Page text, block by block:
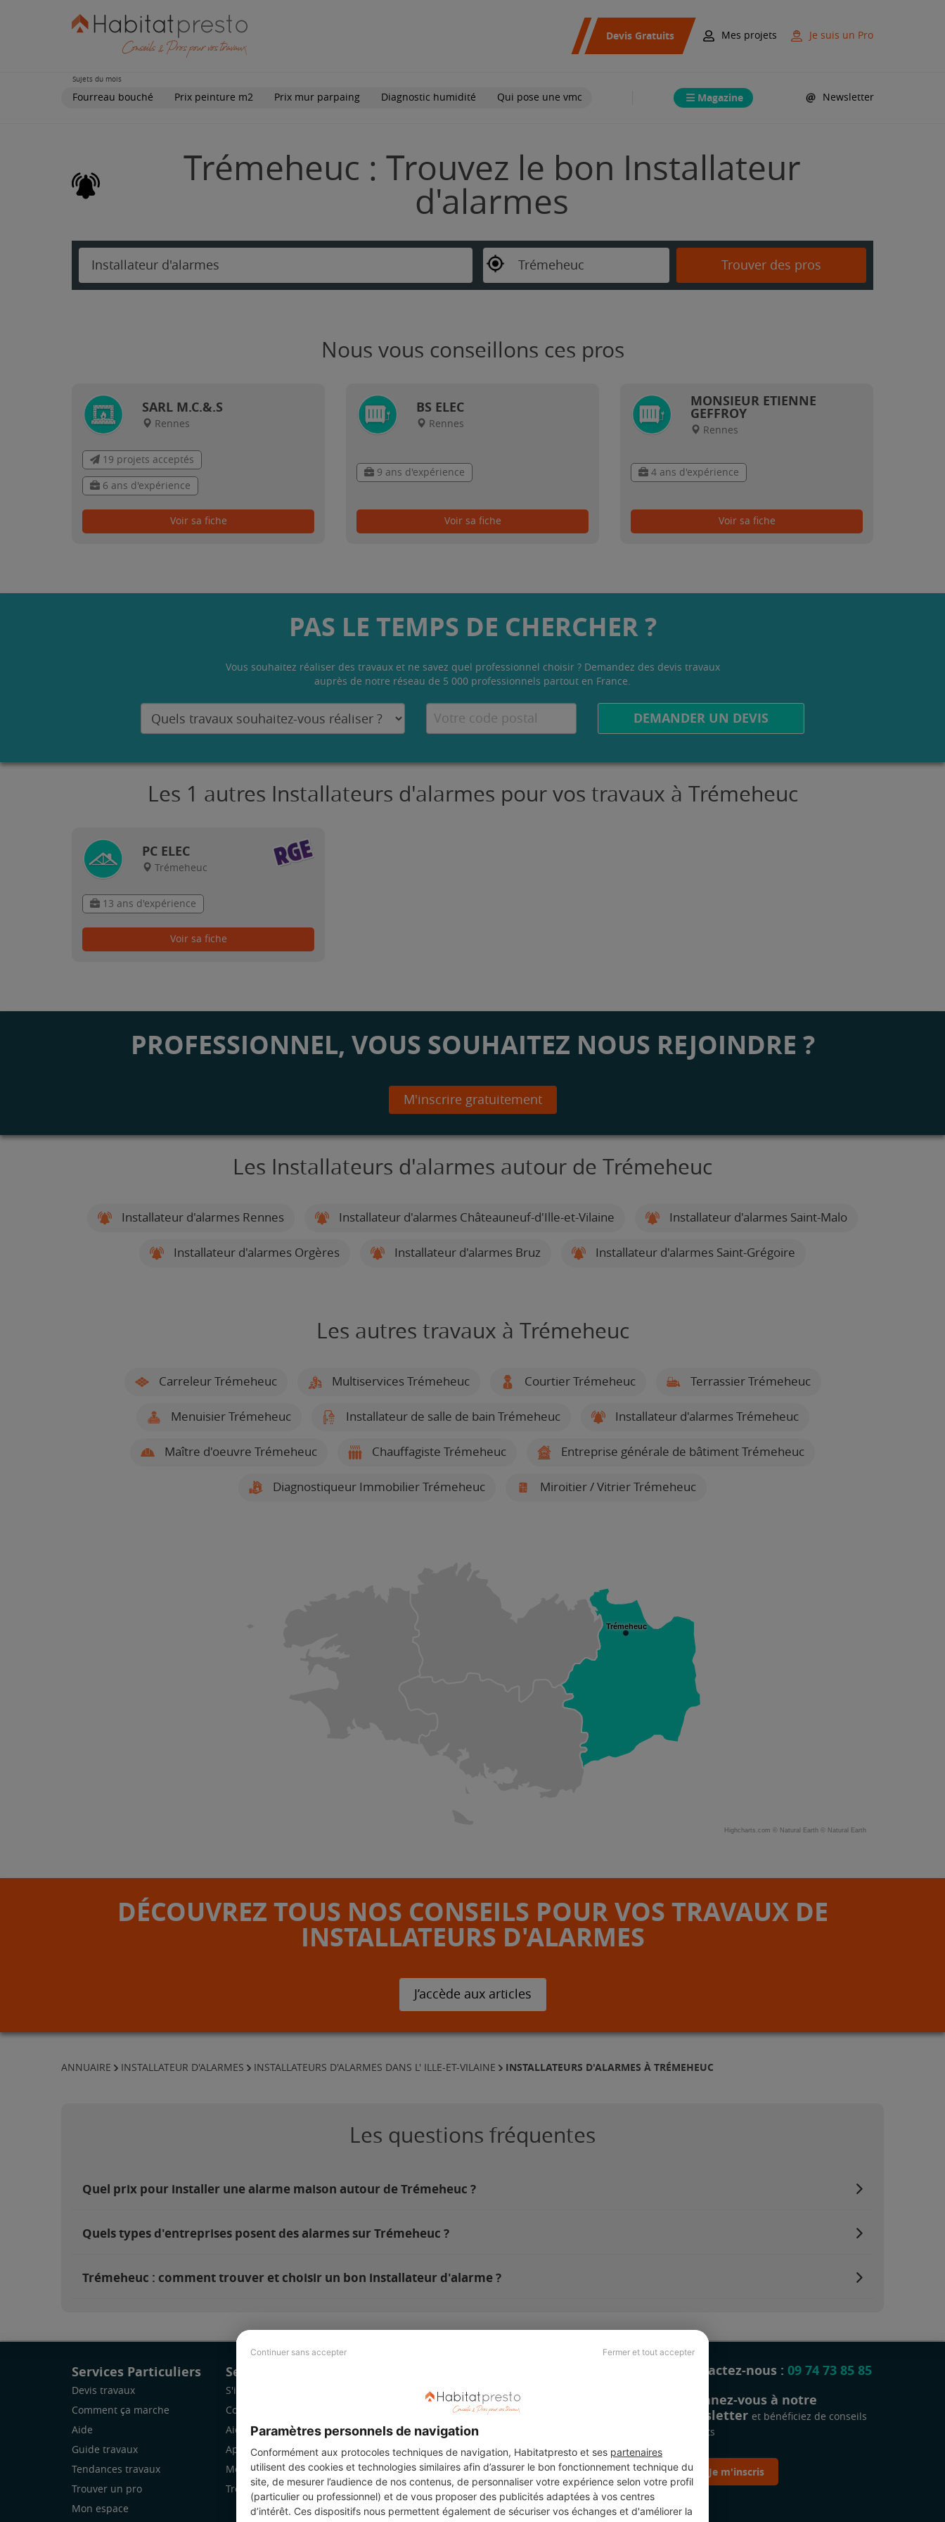
Continuer sans accepter Fermer et tout accepter
Paramètres personnels de navigation
Conformément aux protocoles techniques de navigation, Habitatpresto et ses partenaires
utilisent des cookies et technologies similaires afin d’assurer le bon fonctionnement technique du
site, de mesurer l’audience de nos contenus, de personnaliser votre expérience selon votre profil
(particulier ou professionnel) et de vous proposer des publicités adaptées à vos centres
d’intérêt. Ces dispositifs nous permettent également de sécuriser vos échanges et d'améliorer la
Devis Gratuits Mes projets Je suis un Pro
Sujets du mois
Fourreau bouché Prix peinture m2 Prix mur parpaing Diagnostic humidité Qui pose une vmc Magazine Newsletter
Trémeheuc : Trouvez le bon Installateur
d'alarmes
Installateur d'alarmes Trémeheuc Trouver des pros
Nous vous conseillons ces pros
SARL M.C.&.S
Rennes
19 projets acceptés
6 ans d'expérience
Voir sa fiche
BS ELEC
Rennes
9 ans d'expérience
Voir sa fiche
MONSIEUR ETIENNE
GEFFROY
Rennes
4 ans d'expérience
Voir sa fiche
PAS LE TEMPS DE CHERCHER ?
Vous souhaitez réaliser des travaux et ne savez quel professionnel choisir ? Demandez des devis travaux
auprès de notre réseau de 5 000 professionnels partout en France.
DEMANDER UN DEVIS
Les 1 autres Installateurs d'alarmes pour vos travaux à Trémeheuc
PC ELEC
Trémeheuc
13 ans d'expérience
Voir sa fiche
PROFESSIONNEL, VOUS SOUHAITEZ NOUS REJOINDRE ?
M'inscrire gratuitement
Les Installateurs d'alarmes autour de Trémeheuc
Installateur d'alarmes Rennes Installateur d'alarmes Châteauneuf-d'Ille-et-Vilaine Installateur d'alarmes Saint-Malo
Installateur d'alarmes Orgères Installateur d'alarmes Bruz Installateur d'alarmes Saint-Grégoire
Les autres travaux à Trémeheuc
Carreleur Trémeheuc Multiservices Trémeheuc Courtier Trémeheuc Terrassier Trémeheuc
Menuisier Trémeheuc Installateur de salle de bain Trémeheuc Installateur d'alarmes Trémeheuc
Maître d'oeuvre Trémeheuc Chauffagiste Trémeheuc Entreprise générale de bâtiment Trémeheuc
Diagnostiqueur Immobilier Trémeheuc Miroitier / Vitrier Trémeheuc
Trémeheuc
Highcharts.com © Natural Earth © Natural Earth
DÉCOUVREZ TOUS NOS CONSEILS POUR VOS TRAVAUX DE
INSTALLATEURS D'ALARMES
J’accède aux articles
ANNUAIRE INSTALLATEUR D'ALARMES INSTALLATEURS D'ALARMES DANS L' ILLE-ET-VILAINE INSTALLATEURS D'ALARMES À TRÉMEHEUC
Les questions fréquentes
Quel prix pour installer une alarme maison autour de Trémeheuc ?
Quels types d'entreprises posent des alarmes sur Trémeheuc ?
Trémeheuc : comment trouver et choisir un bon installateur d'alarme ?
Services Particuliers
Devis travaux
Comment ça marche
Aide
Guide travaux
Tendances travaux
Trouver un pro
Mon espace
Services Pro
S'inscrire
Comment ça marche
Aide
Application Mobile
Mon espace
Trouver des chantiers
Revue de presse
Légal
Charte cookies
Contactez-nous : 09 74 73 85 85
Abonnez-vous à notre
newsletter et bénéficiez de conseils
gratuits
Je m'inscris